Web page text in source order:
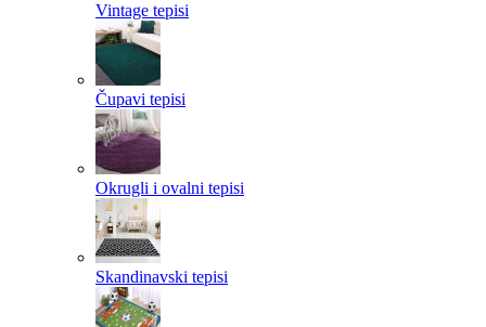
Vintage tepisi
Čupavi tepisi
Okrugli i ovalni tepisi
Skandinavski tepisi